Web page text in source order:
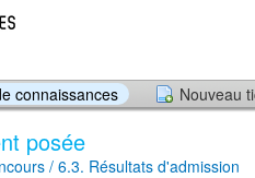
connaissances Nouveau
posée
/ 6.3. Résultats d'admission